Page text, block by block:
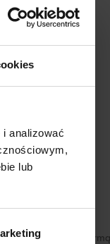
analizować
lub
Medicover
ubezpieczeniu.
się ze swoją
✕